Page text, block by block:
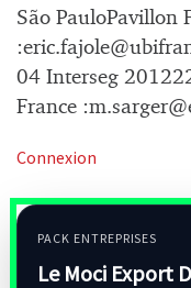
São PauloPavillon
:
04 Interseg
France :
Connexion
PACK ENTREPRISES
Le Moci Export